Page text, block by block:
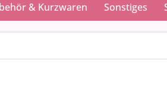
& Kurzwaren Sonstiges